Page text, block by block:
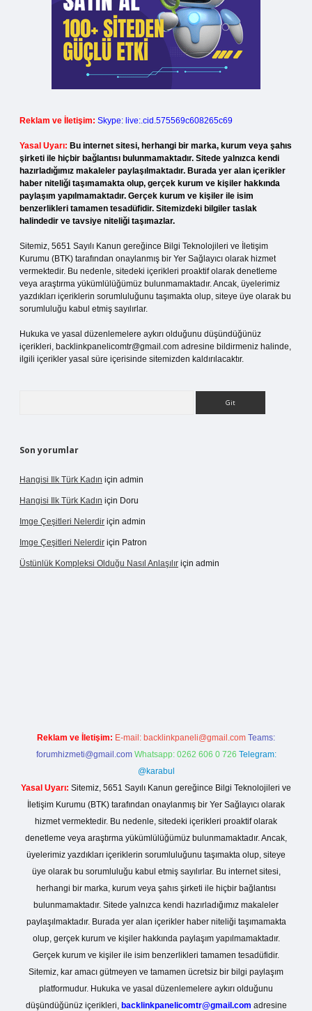
Reklam ve İletişim: Skype: live:.cid.575569c608265c69
Yasal Uyarı: Bu internet sitesi, herhangi bir marka, kurum veya şahıs
şirketi ile hiçbir bağlantısı bulunmamaktadır. Sitede yalnızca kendi
hazırladığımız makaleler paylaşılmaktadır. Burada yer alan içerikler
haber niteliği taşımamakta olup, gerçek kurum ve kişiler hakkında
paylaşım yapılmamaktadır. Gerçek kurum ve kişiler ile isim
benzerlikleri tamamen tesadüfidir. Sitemizdeki bilgiler taslak
halindedir ve tavsiye niteliği taşımazlar.
Sitemiz, 5651 Sayılı Kanun gereğince Bilgi Teknolojileri ve İletişim
Kurumu (BTK) tarafından onaylanmış bir Yer Sağlayıcı olarak hizmet
vermektedir. Bu nedenle, sitedeki içerikleri proaktif olarak denetleme
veya araştırma yükümlülüğümüz bulunmamaktadır. Ancak, üyelerimiz
yazdıkları içeriklerin sorumluluğunu taşımakta olup, siteye üye olarak bu
sorumluluğu kabul etmiş sayılırlar.
Hukuka ve yasal düzenlemelere aykırı olduğunu düşündüğünüz
içerikleri, backlinkpanelicomtr@gmail.com adresine bildirmeniz halinde,
ilgili içerikler yasal süre içerisinde sitemizden kaldırılacaktır.
Son yorumlar
Hangisi Ilk Türk Kadın için admin
Hangisi Ilk Türk Kadın için Doru
Imge Çeşitleri Nelerdir için admin
Imge Çeşitleri Nelerdir için Patron
Üstünlük Kompleksi Olduğu Nasıl Anlaşılır için admin
Reklam ve İletişim: E-mail: backlinkpaneli@gmail.com Teams:
forumhizmeti@gmail.com Whatsapp: 0262 606 0 726 Telegram:
@karabul
Yasal Uyarı: Sitemiz, 5651 Sayılı Kanun gereğince Bilgi Teknolojileri ve
İletişim Kurumu (BTK) tarafından onaylanmış bir Yer Sağlayıcı olarak
hizmet vermektedir. Bu nedenle, sitedeki içerikleri proaktif olarak
denetleme veya araştırma yükümlülüğümüz bulunmamaktadır. Ancak,
üyelerimiz yazdıkları içeriklerin sorumluluğunu taşımakta olup, siteye
üye olarak bu sorumluluğu kabul etmiş sayılırlar. Bu internet sitesi,
herhangi bir marka, kurum veya şahıs şirketi ile hiçbir bağlantısı
bulunmamaktadır. Sitede yalnızca kendi hazırladığımız makaleler
paylaşılmaktadır. Burada yer alan içerikler haber niteliği taşımamakta
olup, gerçek kurum ve kişiler hakkında paylaşım yapılmamaktadır.
Gerçek kurum ve kişiler ile isim benzerlikleri tamamen tesadüfidir.
Sitemiz, kar amacı gütmeyen ve tamamen ücretsiz bir bilgi paylaşım
platformudur. Hukuka ve yasal düzenlemelere aykırı olduğunu
düşündüğünüz içerikleri, backlinkpanelicomtr@gmail.com adresine